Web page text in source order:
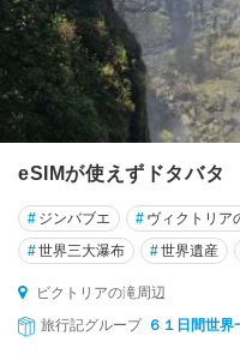
eSIMが使えずドタバタ
# ジンバブエ # ヴィクトリア
#世界三大瀑布 #世界遺産
ビクトリアの滝周辺
旅行記グループ ６１日間世界